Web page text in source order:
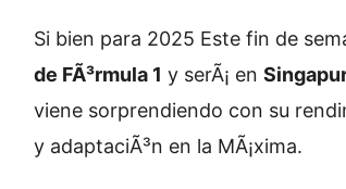
Si bien para 2025 Este fin de
de FÃ³rmula 1 y serÃ¡ en
viene sorprendiendo con su
y adaptaciÃ³n en la MÃ¡xima.